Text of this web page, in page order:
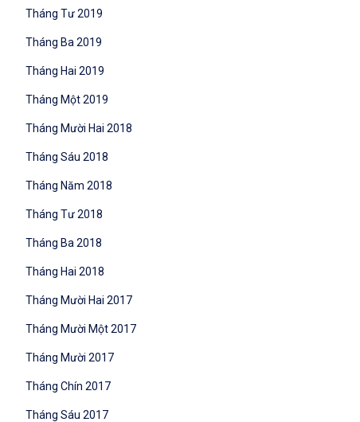
Tháng Tư 2019
Tháng Ba 2019
Tháng Hai 2019
Tháng Một 2019
Tháng Mười Hai 2018
Tháng Sáu 2018
Tháng Năm 2018
Tháng Tư 2018
Tháng Ba 2018
Tháng Hai 2018
Tháng Mười Hai 2017
Tháng Mười Một 2017
Tháng Mười 2017
Tháng Chín 2017
Tháng Sáu 2017